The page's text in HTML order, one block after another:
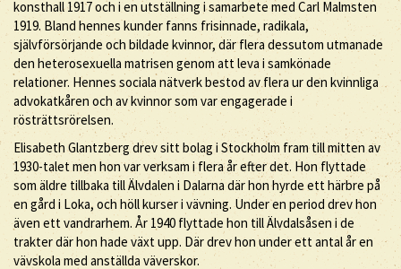
konsthall 1917 och i en utställning i samarbete med Carl Malmsten
1919. Bland hennes kunder fanns frisinnade, radikala,
självförsörjande och bildade kvinnor, där flera dessutom utmanade
den heterosexuella matrisen genom att leva i samkönade
relationer. Hennes sociala nätverk bestod av flera ur den kvinnliga
advokatkåren och av kvinnor som var engagerade i
rösträttsrörelsen.
Elisabeth Glantzberg drev sitt bolag i Stockholm fram till mitten av
1930-talet men hon var verksam i flera år efter det. Hon flyttade
som äldre tillbaka till Älvdalen i Dalarna där hon hyrde ett härbre på
en gård i Loka, och höll kurser i vävning. Under en period drev hon
även ett vandrarhem. År 1940 flyttade hon till Älvdalsåsen i de
trakter där hon hade växt upp. Där drev hon under ett antal år en
vävskola med anställda väverskor.